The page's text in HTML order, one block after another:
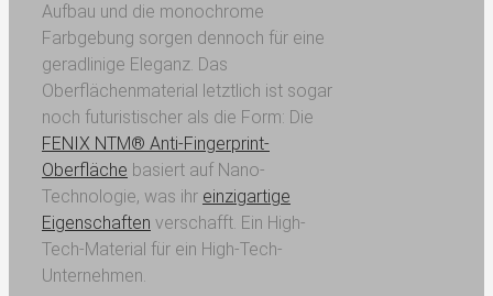
Aufbau und die monochrome
Farbgebung sorgen dennoch für eine
geradlinige Eleganz. Das
Oberflächenmaterial letztlich ist sogar
noch futuristischer als die Form: Die
FENIX NTM® Anti-Fingerprint-
Oberfläche basiert auf Nano-
Technologie, was ihr einzigartige
Eigenschaften verschafft. Ein High-
Tech-Material für ein High-Tech-
Unternehmen.